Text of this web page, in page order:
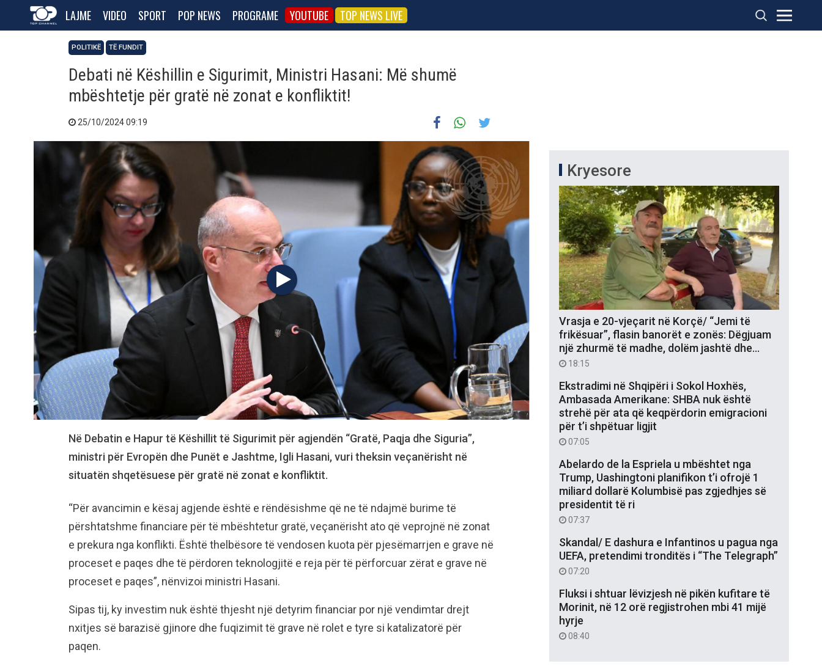
LAJME VIDEO SPORT POP NEWS PROGRAME YOUTUBE TOP NEWS LIVE
POLITIKË TË FUNDIT
Debati në Këshillin e Sigurimit, Ministri Hasani: Më shumë
mbështetje për gratë në zonat e konfliktit!
25/10/2024 09:19
Në Debatin e Hapur të Këshillit të Sigurimit për agjendën “Gratë, Paqja dhe Siguria”,
ministri për Evropën dhe Punët e Jashtme, Igli Hasani, vuri theksin veçanërisht në
situatën shqetësuese për gratë në zonat e konfliktit.
“Për avancimin e kësaj agjende është e rëndësishme që ne të ndajmë burime të
përshtatshme financiare për të mbështetur gratë, veçanërisht ato që veprojnë në zonat
e prekura nga konflikti. Është thelbësore të vendosen kuota për pjesëmarrjen e grave në
proceset e paqes dhe të përdoren teknologjitë e reja për të përforcuar zërat e grave në
proceset e paqes”, nënvizoi ministri Hasani.
Sipas tij, ky investim nuk është thjesht një detyrim financiar por një vendimtar drejt
nxitjes së barazisë gjinore dhe fuqizimit të grave në rolet e tyre si katalizatorë për
paqen.
Kryesore
Vrasja e 20-vjeçarit në Korçë/ “Jemi të
frikësuar”, flasin banorët e zonës: Dëgjuam
një zhurmë të madhe, dolëm jashtë dhe…
18:15
Ekstradimi në Shqipëri i Sokol Hoxhës,
Ambasada Amerikane: SHBA nuk është
strehë për ata që keqpërdorin emigracioni
për t’i shpëtuar ligjit
07:05
Abelardo de la Espriela u mbështet nga
Trump, Uashingtoni planifikon t’i ofrojë 1
miliard dollarë Kolumbisë pas zgjedhjes së
presidentit të ri
07:37
Skandal/ E dashura e Infantinos u pagua nga
UEFA, pretendimi tronditës i “The Telegraph”
07:20
Fluksi i shtuar lëvizjesh në pikën kufitare të
Morinit, në 12 orë regjistrohen mbi 41 mijë
hyrje
08:40